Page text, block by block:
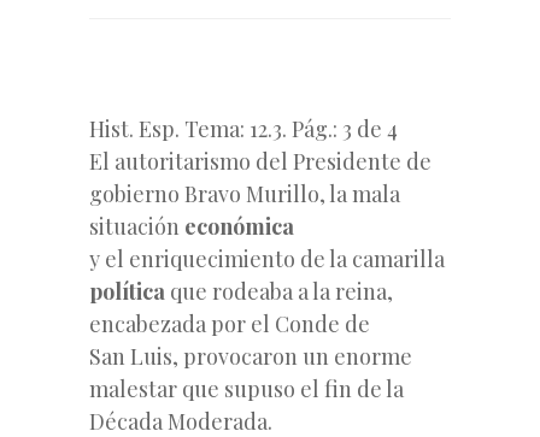
Hist. Esp. Tema: 12.3. Pág.: 3 de 4
El autoritarismo del Presidente de
gobierno Bravo Murillo, la mala
situación económica
y el enriquecimiento de la camarilla
política que rodeaba a la reina,
encabezada por el Conde de
San Luis, provocaron un enorme
malestar que supuso el fin de la
Década Moderada.